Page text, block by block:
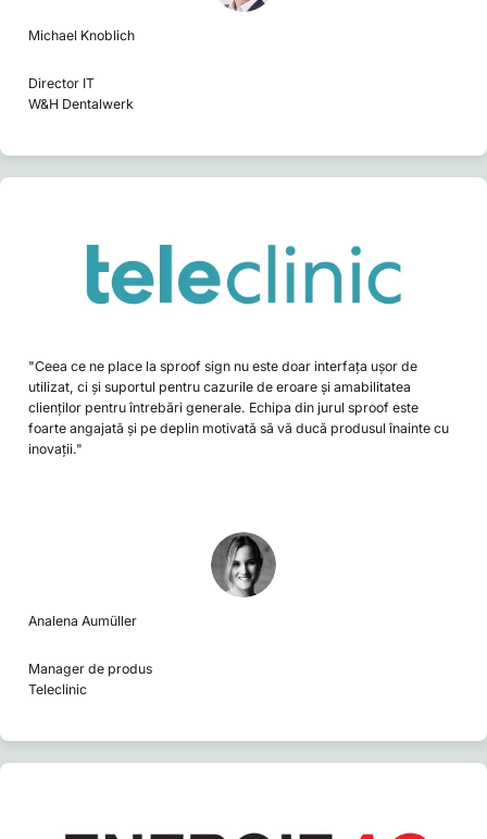
Michael Knoblich
Director IT
W&H Dentalwerk
"Ceea ce ne place la sproof sign nu este doar interfața ușor de
utilizat, ci și suportul pentru cazurile de eroare și amabilitatea
clienților pentru întrebări generale. Echipa din jurul sproof este
foarte angajată și pe deplin motivată să vă ducă produsul înainte cu
inovații."
Analena Aumüller
Manager de produs
Teleclinic